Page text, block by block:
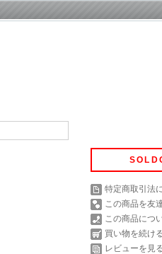
特定商取引法
この商品を友
この商品につ
買い物を続け
レビューを見